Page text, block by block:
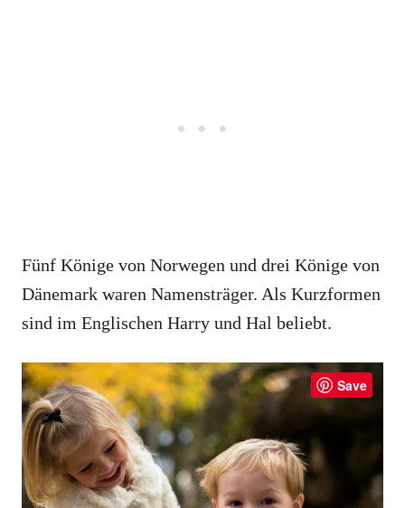
Fünf Könige von Norwegen und drei Könige von
Dänemark waren Namensträger. Als Kurzformen
sind im Englischen Harry und Hal beliebt.
Save